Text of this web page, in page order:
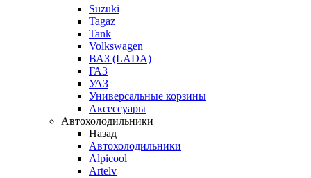
Suzuki
Tagaz
Tank
Volkswagen
ВАЗ (LADA)
ГАЗ
УАЗ
Универсальные корзины
Аксессуары
Автохолодильники
Назад
Автохолодильники
Alpicool
Artelv